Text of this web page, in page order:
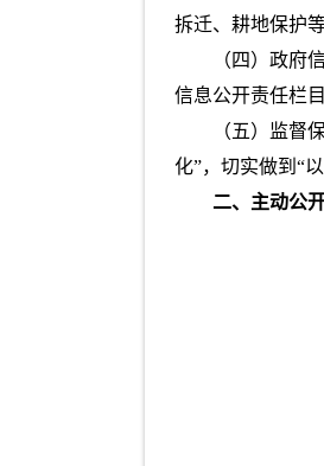
拆迁、耕地保护等
（四）政府
信息公开责任栏
（五）监督
化”，切实做到“
二、主动公